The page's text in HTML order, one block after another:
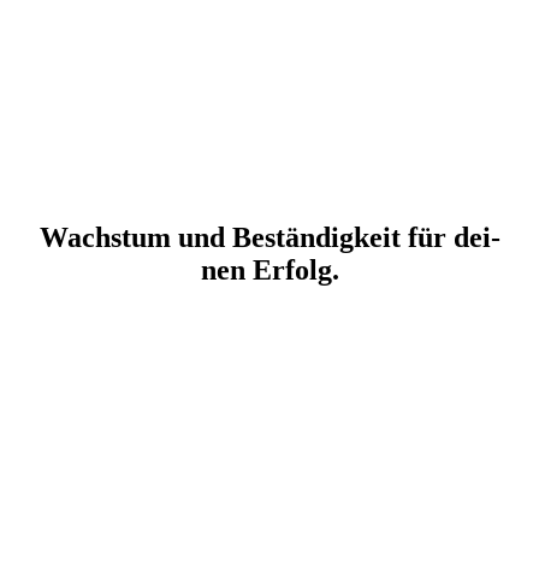
Wachs­tum und Bestän­dig­keit für dei­
nen Erfolg.